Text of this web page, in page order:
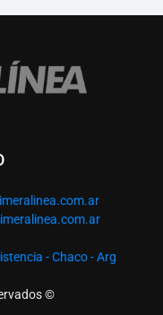
- Chaco - Arg
©